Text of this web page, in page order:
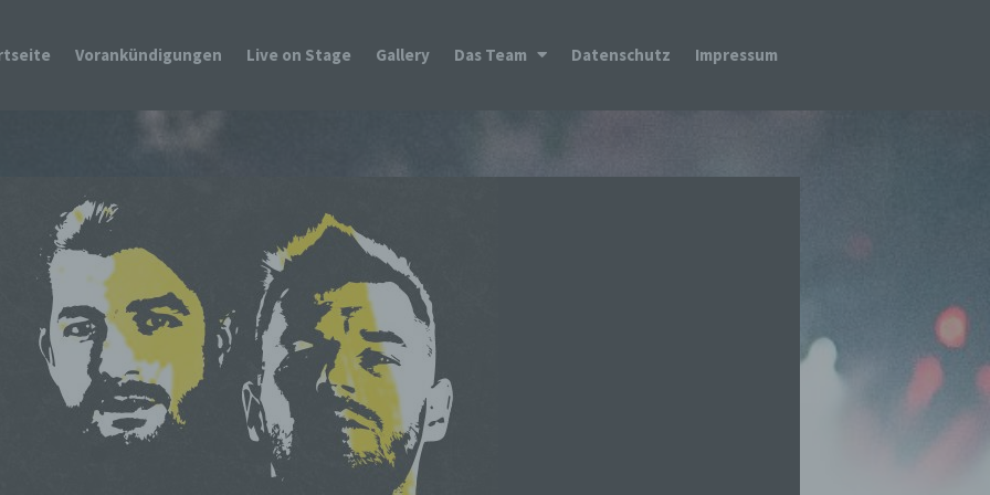
Vorankündigungen Live on Stage Gallery Das Team Datenschutz Impressum